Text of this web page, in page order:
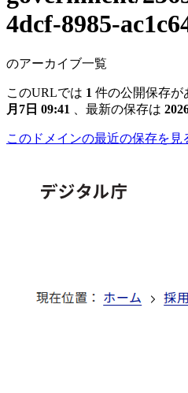
4dcf-8985-
のアーカイブ一覧
このURLでは 1 件の公開保存が
月7日 09:41
、最新の保存は
このドメインの最近の保存を見